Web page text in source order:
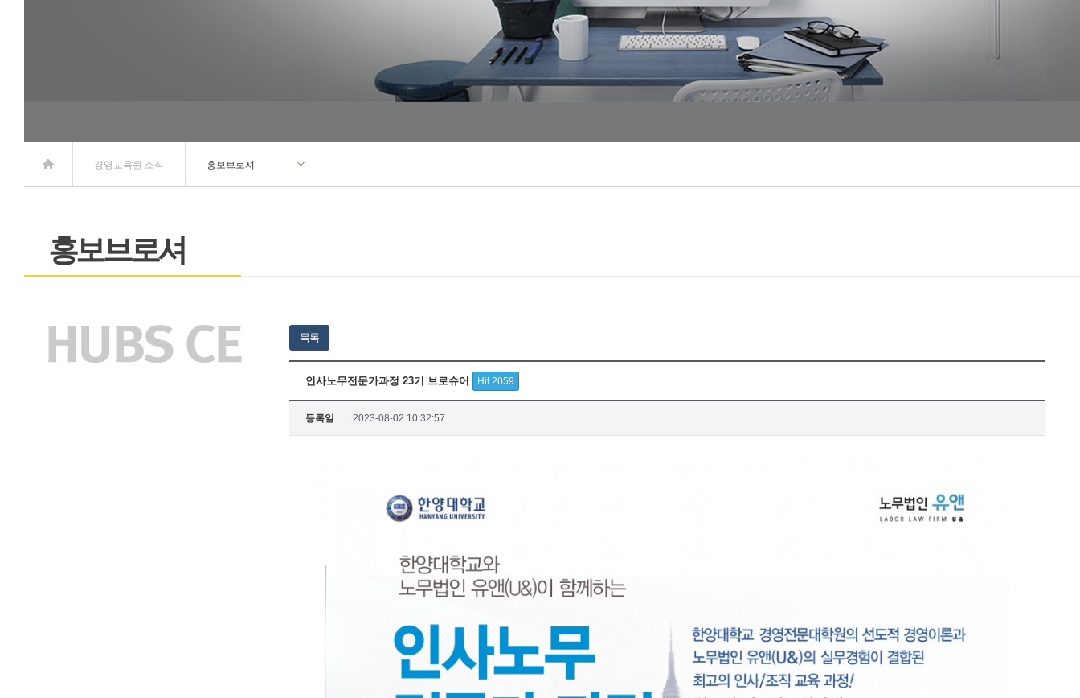
경영교육원 소식 홍보브로셔
홍보브로셔
목록
인사노무전문가과정 23기 브로슈어 Hit 2059
등록일 2023-08-02 10:32:57